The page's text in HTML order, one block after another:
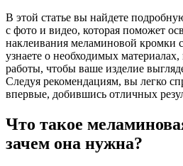
В этой статье вы найдете
с фото и видео, которая поможет
наклеивания меламиновой
узнаете о необходимых
работы, чтобы ваше изделие
Следуя рекомендациям, вы легко
впервые, добившись отличных
Что такое
зачем она нужна?